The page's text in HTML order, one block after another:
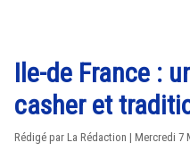
Ile-de France :
casher et
Rédigé par La Rédaction | Mercredi 7